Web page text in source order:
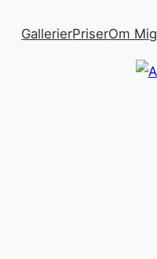
GallerierPriserOm Mig